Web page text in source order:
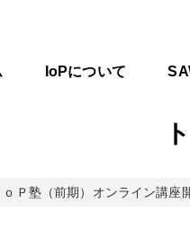
IoPについて
Ｐ塾（前期）オンライン講座